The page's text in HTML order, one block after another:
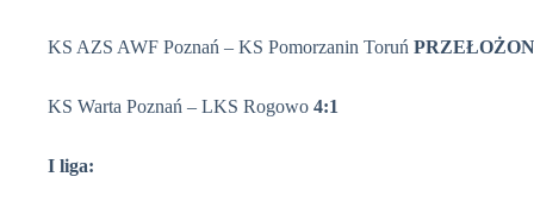
KS AZS AWF Poznań – KS Pomorzanin Toruń
KS Warta Poznań – LKS Rogowo 4:1
I liga: